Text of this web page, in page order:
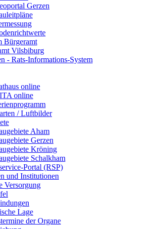
Gerzen
Bürgeramt
Vilsbiburg
- Rats-Informations-System
online
online
/ Luftbilder
Aham
Gerzen
Kröning
Schalkham
Portal (RSP)
und Institutionen
Versorgung
Lage
der Organe